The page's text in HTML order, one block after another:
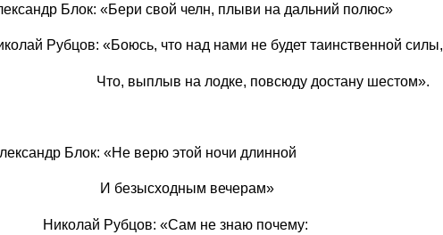
Блок: «Бери свой челн, плыви на дальний полюс»
Рубцов: «Боюсь, что над нами не будет таинственной силы,
на лодке, повсюду достану шестом».
Блок: «Не верю этой ночи длинной
вечерам»
Рубцов: «Сам не знаю почему: